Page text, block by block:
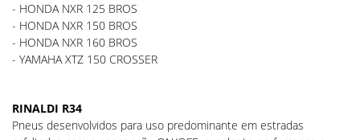
- HONDA NXR 125 BROS
- HONDA NXR 150 BROS
- HONDA NXR 160 BROS
- YAMAHA XTZ 150 CROSSER
RINALDI R34
Pneus desenvolvidos para uso predominante em estradas